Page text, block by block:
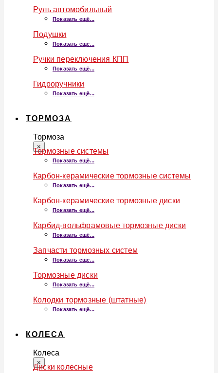
Руль автомобильный
Показать ещё...
Подушки
Показать ещё...
Ручки переключения КПП
Показать ещё...
Гидроручники
Показать ещё...
ТОРМОЗА
Тормоза
×
Тормозные системы
Показать ещё...
Карбон-керамические тормозные системы
Показать ещё...
Карбон-керамические тормозные диски
Показать ещё...
Карбид-вольфрамовые тормозные диски
Показать ещё...
Запчасти тормозных систем
Показать ещё...
Тормозные диски
Показать ещё...
Колодки тормозные (штатные)
Показать ещё...
КОЛЕСА
Колеса
×
Диски колесные